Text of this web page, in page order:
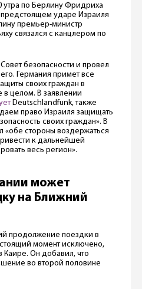
утра по Берлину Фридриха
ударе Израиля
премьер-министр
связался с канцлером по
безопасности и провел
Германия примет все
своих граждан в
в целом. В заявлении
Deutschlandfunk, также
право Израиля защищать
своих граждан». В
«обе стороны воздержаться
к дальнейшей
весь регион».
может
на Ближний
продолжение поездки в
момент исключено,
Каире. Он добавил, что
во второй половине